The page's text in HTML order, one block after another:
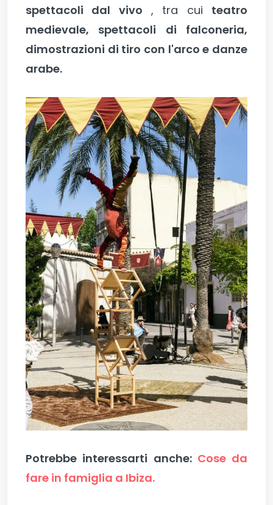
spettacoli dal vivo , tra cui teatro
medievale, spettacoli di falconeria,
dimostrazioni di tiro con l'arco e danze
arabe.
Potrebbe interessarti anche: Cose da
fare in famiglia a Ibiza.